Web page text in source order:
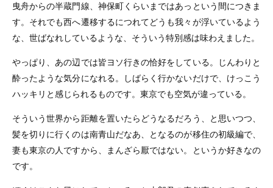
曳舟からの半蔵門線、神保町くらいまではあっという間につきま
す。それでも西へ遷移するにつれてどうも我々が浮いているよう
な、世ばなれしているような、そういう特別感は味わえました。
やっぱり、あの辺では皆ヨソ行きの恰好をしている。じんわりと
酔ったような気分になれる。しばらく行かないだけで、けっこう
ハッキリと感じられるものです。東京でも空気が違っている。
そういう世界から距離を置いたらどうなるだろう、と思いつつ、
髪を切りに行くのは南青山だなあ、となるのが移住の初級編で、
妻も東京の人ですから、まんざら厭ではない。というか好きなの
です。